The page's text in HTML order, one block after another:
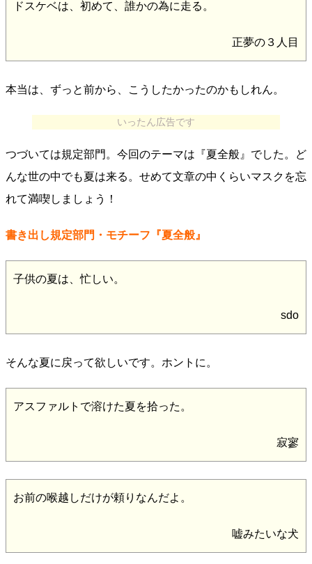
ドスケベは、初めて、誰かの為に走る。
正夢の３人目
本当は、ずっと前から、こうしたかったのかもしれん。
いったん広告です
つづいては規定部門。今回のテーマは『夏全般』でした。ど
んな世の中でも夏は来る。せめて文章の中くらいマスクを忘
れて満喫しましょう！
書き出し規定部門・モチーフ『夏全般』
子供の夏は、忙しい。
sdo
そんな夏に戻って欲しいです。ホントに。
アスファルトで溶けた夏を拾った。
寂寥
お前の喉越しだけが頼りなんだよ。
嘘みたいな犬